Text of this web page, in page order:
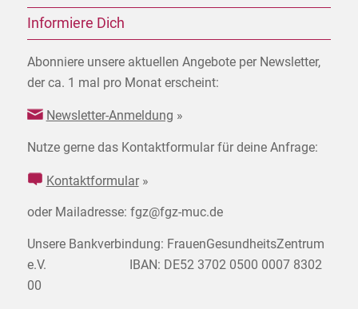
Informiere Dich
Abonniere unsere aktuellen Angebote per Newsletter,
der ca. 1 mal pro Monat erscheint:
Newsletter-Anmeldung »
Nutze gerne das Kontaktformular für deine Anfrage:
Kontaktformular»
oder Mailadresse: fgz@fgz-muc.de
Unsere Bankverbindung: FrauenGesundheitsZentrum
e.V. IBAN: DE52 3702 0500 0007 8302
00